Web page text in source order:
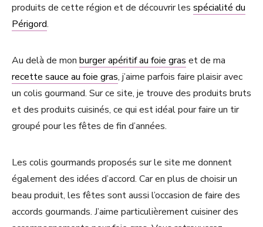
produits de cette région et de découvrir les spécialité du
Périgord.
Au delà de mon burger apéritif au foie gras et de ma
recette sauce au foie gras, j’aime parfois faire plaisir avec
un colis gourmand. Sur ce site, je trouve des produits bruts
et des produits cuisinés, ce qui est idéal pour faire un tir
groupé pour les fêtes de fin d’années.
Les colis gourmands proposés sur le site me donnent
également des idées d’accord. Car en plus de choisir un
beau produit, les fêtes sont aussi l’occasion de faire des
accords gourmands. J’aime particulièrement cuisiner des